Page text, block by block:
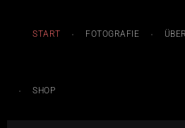
START FOTOGRAFIE
SHOP